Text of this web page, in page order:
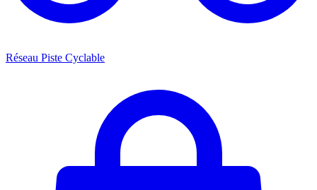
Réseau Piste Cyclable